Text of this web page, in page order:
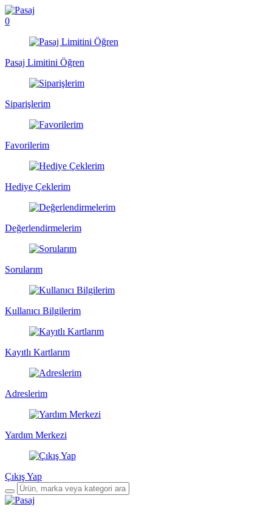
0
Pasaj Limitini Öğren
Siparişlerim
Favorilerim
Hediye Çeklerim
Değerlendirmelerim
Sorularım
Kullanıcı Bilgilerim
Kayıtlı Kartlarım
Adreslerim
Yardım Merkezi
Çıkış Yap